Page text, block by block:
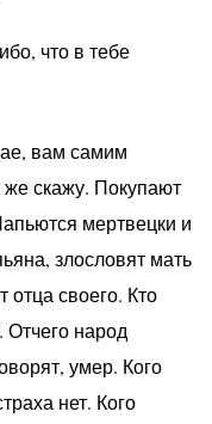
что в тебе
вам самим
скажу. Покупают
мертвецки и
злословят мать
своего. Кто
народ
умер. Кого
нет. Кого